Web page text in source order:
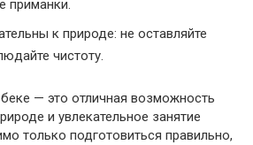
приманки.
к природе: не оставляйте
чистоту.
— это отличная возможность
и увлекательное занятие
только подготовиться правильно,